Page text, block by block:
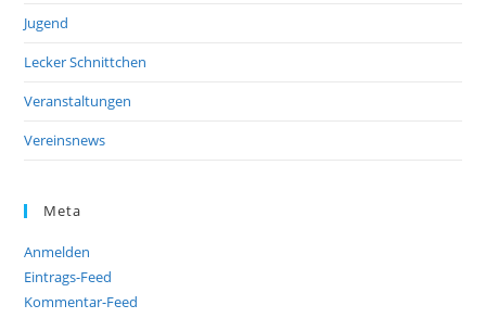
Jugend
Lecker Schnittchen
Veranstaltungen
Vereinsnews
Meta
Anmelden
Eintrags-Feed
Kommentar-Feed